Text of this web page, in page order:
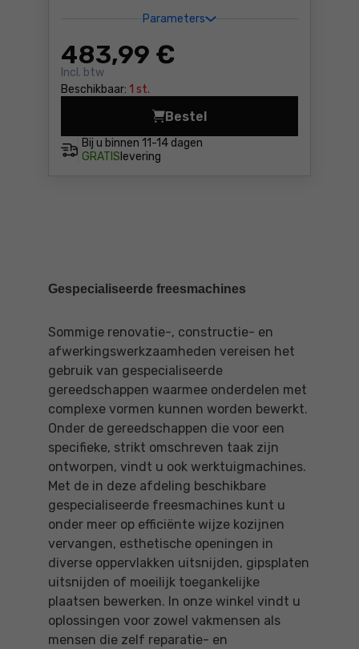
Parameters
483,99 €
Incl. btw
Beschikbaar: 1 st.
Bij u binnen 11-14 dagen
GRATIS levering
Bestel
Freesmotor AMB 1050
Gespecialiseerde freesmachines
Sommige renovatie-, constructie- en
afwerkingswerkzaamheden vereisen het
gebruik van gespecialiseerde
gereedschappen waarmee onderdelen met
complexe vormen kunnen worden bewerkt.
Onder de gereedschappen die voor een
specifieke, strikt omschreven taak zijn
ontworpen, vindt u ook werktuigmachines.
Met de in deze afdeling beschikbare
gespecialiseerde freesmachines kunt u
onder meer op efficiënte wijze kozijnen
vervangen, esthetische openingen in
diverse oppervlakken uitsnijden, gipsplaten
uitsnijden of moeilijk toegankelijke
plaatsen bewerken. In onze winkel vindt u
oplossingen voor zowel vakmensen als
mensen die zelf reparatie- en